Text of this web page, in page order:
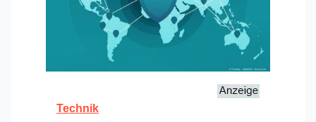
Technik